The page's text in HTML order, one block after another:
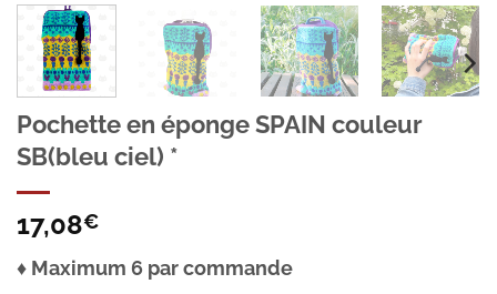
Pochette en éponge SPAIN couleur
SB(bleu ciel) *
17,08€
♦ Maximum 6 par commande